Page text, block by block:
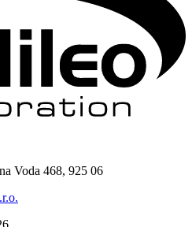
Voda 468, 925 06